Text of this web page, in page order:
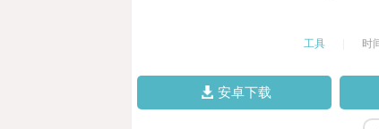
工具 时
安卓下载